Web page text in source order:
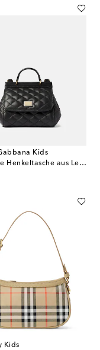
Kids
Wattierte Henkeltasche aus Leder
Kids